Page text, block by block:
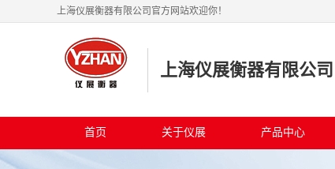
上海仪展衡器有限公司官方网站欢迎你！
上海仪展衡器有限公司
首页 关于仪展 产品中心